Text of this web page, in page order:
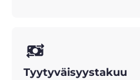
Tyytyväisyystakuu